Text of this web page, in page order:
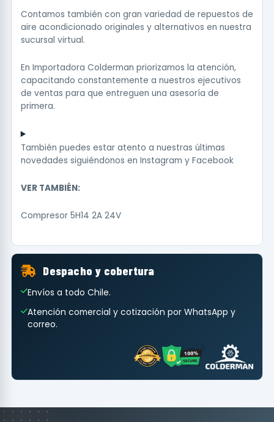
Contamos también con gran variedad de repuestos de
aire acondicionado originales y alternativos en nuestra
sucursal virtual.
En Importadora Colderman priorizamos la atención,
capacitando constantemente a nuestros ejecutivos
de ventas para que entreguen una asesoría de
primera.
También puedes estar atento a nuestras últimas
novedades siguiéndonos en Instagram y Facebook
VER TAMBIÉN:
Compresor 5H14 2A 24V
Despacho y cobertura
Envíos a todo Chile.
Atención comercial y cotización por WhatsApp y
correo.